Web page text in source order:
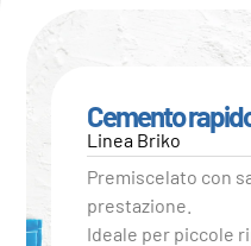
Cemento
Linea Briko
Premiscelato con
prestazione.
Ideale per piccole